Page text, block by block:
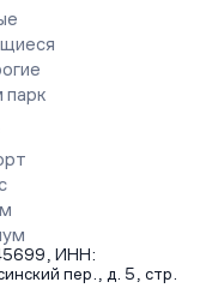
ИНН:
пер., д. 5, стр.